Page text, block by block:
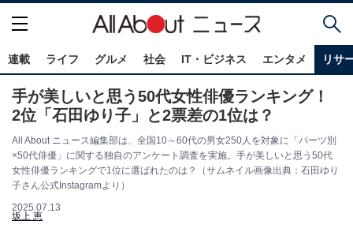
連載 ライフ グルメ 社会 IT・ビジネス エンタメ リサ
手が美しいと思う50代女性俳優ランキング！
2位「石田ゆり子」と2票差の1位は？
All About ニュース編集部は、全国10～60代の男女250人を対象に「パーツ別
×50代俳優」に関する独自のアンケート調査を実施。手が美しいと思う50代
女性俳優ランキングで1位に選ばれたのは？（サムネイル画像出典：石田ゆり
子さん公式Instagramより）
2025.07.13
坂上 恵